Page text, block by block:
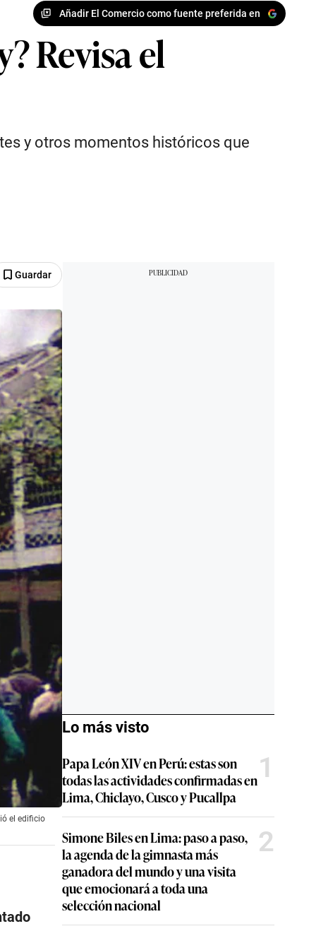
Añadir El Comercio como fuente preferida en
Revisa el
y otros momentos históricos que
Guardar
el edificio
Lo más visto
Papa León XIV en Perú: estas son
todas las actividades confirmadas en
Lima, Chiclayo, Cusco y Pucallpa
1
Simone Biles en Lima: paso a paso,
la agenda de la gimnasta más
ganadora del mundo y una visita
que emocionará a toda una
selección nacional
2